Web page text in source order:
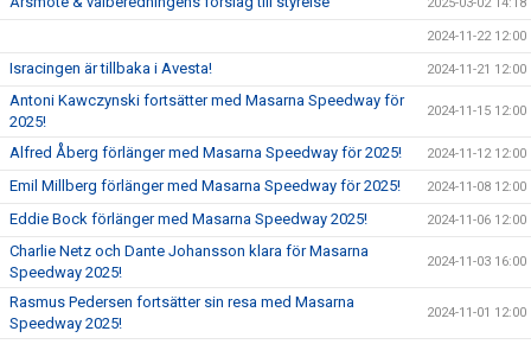
2024-11-22 12:00
Isracingen är tillbaka i Avesta! 2024-11-21 12:00
Antoni Kawczynski fortsätter med Masarna Speedway för
2025!
2024-11-15 12:00
Alfred Åberg förlänger med Masarna Speedway för 2025! 2024-11-12 12:00
Emil Millberg förlänger med Masarna Speedway för 2025! 2024-11-08 12:00
Eddie Bock förlänger med Masarna Speedway 2025! 2024-11-06 12:00
Charlie Netz och Dante Johansson klara för Masarna
Speedway 2025!
2024-11-03 16:00
Rasmus Pedersen fortsätter sin resa med Masarna
Speedway 2025!
2024-11-01 12:00